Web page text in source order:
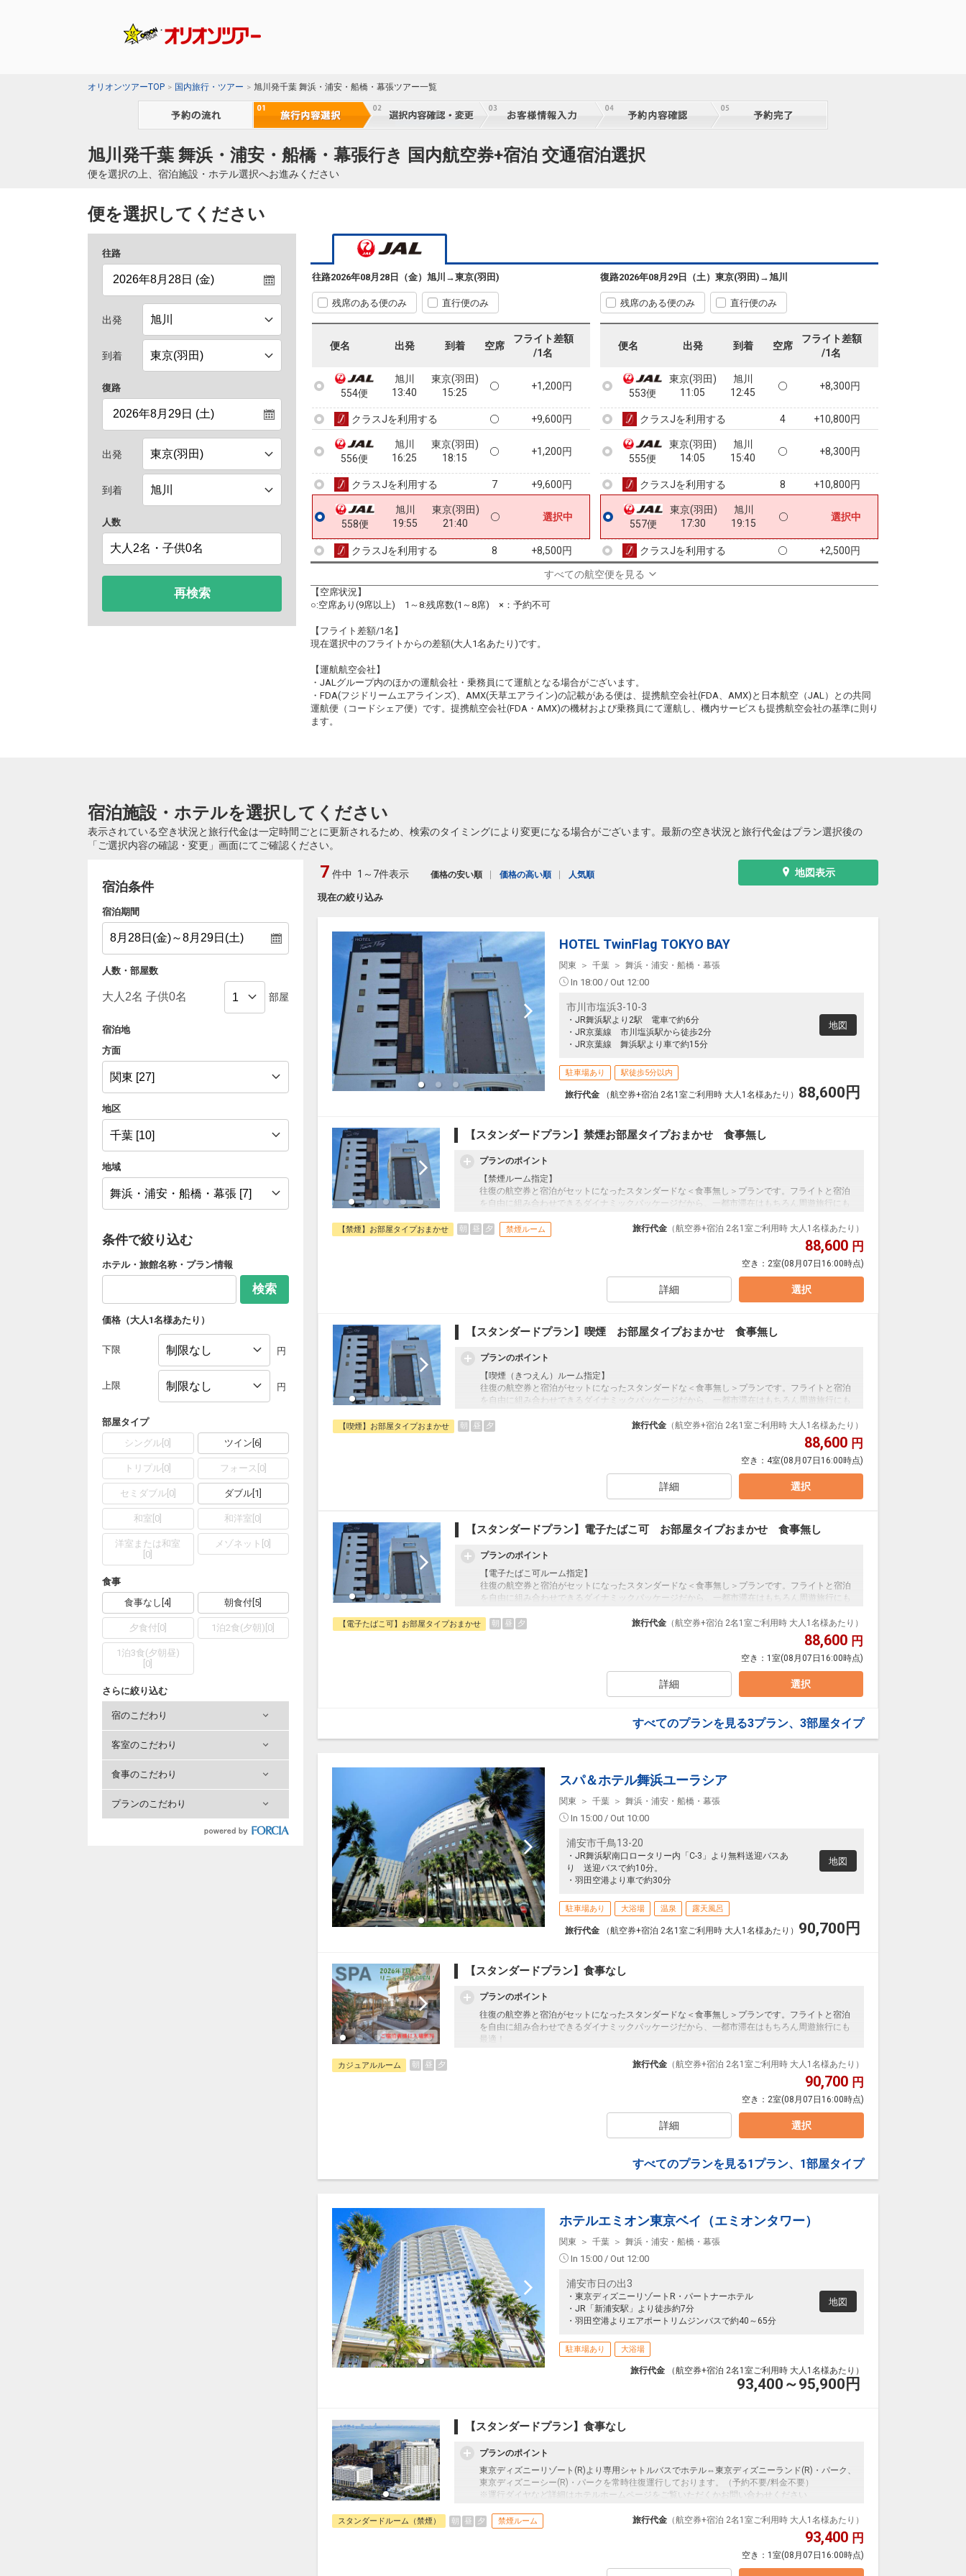
オリオンツアーTOP 国内旅行・ツアー 旭川発千葉 舞浜・浦安・船橋・幕張ツアー一覧
旭川発千葉 舞浜・浦安・船橋・幕張行き 国内航空券+宿泊 交通宿泊選択
便を選択の上、宿泊施設・ホテル選択へお進みください
便を選択してください
往路
出発
到着
復路
出発
到着
人数
再検索
往路2026年08月28日（金） 旭川 →東京(羽田)
残席のある便のみ 直行便のみ
便名 出発 到着 空席
フライト差額
/1名
552便
旭川
09:50
東京(羽田)
11:35
+1,200円
クラスJを利用する 6 +9,600円
554便
旭川
13:40
東京(羽田)
15:25
+1,200円
クラスJを利用する +9,600円
556便
旭川
16:25
東京(羽田)
18:15
+1,200円
クラスJを利用する 7 +9,600円
558便
旭川
19:55
東京(羽田)
21:40
選択中
クラスJを利用する 8 +8,500円
復路2026年08月29日（土） 東京(羽田) →旭川
残席のある便のみ 直行便のみ
便名 出発 到着 空席
フライト差額
/1名
551便
東京(羽田)
07:35
旭川
09:10
+1,200円
クラスJを利用する +9,700円
553便
東京(羽田)
11:05
旭川
12:45
+8,300円
クラスJを利用する 4 +10,800円
555便
東京(羽田)
14:05
旭川
15:40
+8,300円
クラスJを利用する 8 +10,800円
557便
東京(羽田)
17:30
旭川
19:15
選択中
クラスJを利用する +2,500円
すべての航空便を見る
【空席状況】
○:空席あり(9席以上) 1～8:残席数(1～8席) ×：予約不可
【フライト差額/1名】
現在選択中のフライトからの差額(大人1名あたり)です。
【運航航空会社】
・JALグループ内のほかの運航会社・乗務員にて運航となる場合がございます。
・FDA(フジドリームエアラインズ)、AMX(天草エアライン)の記載がある便は、提携航空会社(FDA、AMX)と日本航空（JAL）との共同
運航便（コードシェア便）です。提携航空会社(FDA・AMX)の機材および乗務員にて運航し、機内サービスも提携航空会社の基準に則り
ます。
宿泊施設・ホテルを選択してください
表示されている空き状況と旅行代金は一定時間ごとに更新されるため、検索のタイミングにより変更になる場合がございます。最新の空き状況と旅行代金はプラン選択後の
「ご選択内容の確認・変更」画面にてご確認ください。
宿泊条件
宿泊期間
人数・部屋数
部屋
宿泊地
方面
地区
地域
条件で絞り込む
ホテル・旅館名称・プラン情報
検索
価格（大人1名様あたり）
下限 円
上限 円
部屋タイプ
シングル 0 ツイン [6
トリプル 0 フォース 0]
セミダブル[ 0] ダブル 1
和室 0 和洋室 0
洋室または和室
0
メゾネット 0
食事
食事なし [4] 朝食付 5
夕食付 0] 1泊2食(夕朝) 0
1泊3食(夕朝昼)
0
さらに絞り込む
宿のこだわり
客室のこだわり
食事のこだわり
プランのこだわり
地図表示
現在の絞り込み
7 件中 1～7件表示 価格の安い順 価格の高い順 人気順
HOTEL TwinFlag TOKYO BAY
関東 千葉 舞浜・浦安・船橋・幕張
In 18:00 / Out 12:00
市川市塩浜3-10-3
・JR舞浜駅より2駅 電車で約6分
・JR京葉線 市川塩浜駅から徒歩2分
・JR京葉線 舞浜駅より車で約15分
地図
駐車場あり 駅徒歩5分以内
旅行代金 （航空券+宿泊 2名1室ご利用時 大人1名様あたり） 88,600 円
【スタンダードプラン】禁煙お部屋タイプおまかせ 食事無し
プランのポイント
【禁煙ルーム指定】
往復の航空券と宿泊がセットになったスタンダードな＜食事無し＞プランです。フライトと宿泊
を自由に組み合わせできるダイナミックパッケージだから、一都市滞在はもちろん周遊旅行にも
旅行期間中の1泊だけの宿泊や延泊・飛び泊なども自由自在です。
フライトは、安心のJAL（またはJALグループ）確約！フライトマイル50%貯まります。
オプションでレンタカーや現地交通・体験プランなどの追加（同時予約）が可能なプランもござ
【添い寝について】
※添い寝2人目より2,500円現地払い
【禁煙】お部屋タイプおまかせ 朝 昼 夕 禁煙ルーム 旅行代金 （航空券+宿泊 2名1室ご利用時 大人1名様あたり）
88,600 円
空き： 2室(08月07日16:00時点)
詳細 選択
【スタンダードプラン】喫煙 お部屋タイプおまかせ 食事無し
プランのポイント
【喫煙（きつえん）ルーム指定】
往復の航空券と宿泊がセットになったスタンダードな＜食事無し＞プランです。フライトと宿泊
を自由に組み合わせできるダイナミックパッケージだから、一都市滞在はもちろん周遊旅行にも
旅行期間中の1泊だけの宿泊や延泊・飛び泊なども自由自在です。
フライトは、安心のJAL（またはJALグループ）確約！フライトマイル50%貯まります。
オプションでレンタカーや現地交通・体験プランなどの追加（同時予約）が可能なプランもござ
【添い寝について】
※添い寝2人目より2,500円現地払い
【喫煙】お部屋タイプおまかせ 朝 昼 夕 旅行代金 （航空券+宿泊 2名1室ご利用時 大人1名様あたり）
88,600 円
空き： 4室(08月07日16:00時点)
詳細 選択
【スタンダードプラン】電子たばこ可 お部屋タイプおまかせ 食事無し
プランのポイント
【電子たばこ可ルーム指定】
往復の航空券と宿泊がセットになったスタンダードな＜食事無し＞プランです。フライトと宿泊
を自由に組み合わせできるダイナミックパッケージだから、一都市滞在はもちろん周遊旅行にも
旅行期間中の1泊だけの宿泊や延泊・飛び泊なども自由自在です。
フライトは、安心のJAL（またはJALグループ）確約！フライトマイル50%貯まります。
オプションでレンタカーや現地交通・体験プランなどの追加（同時予約）が可能なプランもござ
。
【電子たばこ可】お部屋タイプおまかせ 朝 昼 夕 旅行代金 （航空券+宿泊 2名1室ご利用時 大人1名様あたり）
88,600 円
空き： 1室(08月07日16:00時点)
詳細 選択
すべてのプランを見る3プラン、3部屋タイプ
スパ＆ホテル舞浜ユーラシア
関東 千葉 舞浜・浦安・船橋・幕張
In 15:00 / Out 10:00
浦安市千鳥13-20
・JR舞浜駅南口ロータリー内「C-3」より無料送迎バスあ
り 送迎バスで約10分。
・羽田空港より車で約30分
地図
駐車場あり 大浴場 温泉 露天風呂
旅行代金 （航空券+宿泊 2名1室ご利用時 大人1名様あたり） 90,700 円
【スタンダードプラン】食事なし
プランのポイント
往復の航空券と宿泊がセットになったスタンダードな＜食事無し＞プランです。フライトと宿泊
を自由に組み合わせできるダイナミックパッケージだから、一都市滞在はもちろん周遊旅行にも
最適！
フライトは、安心のJAL（またはJALグループ）確約！フライトマイル50%貯まります。
オプションでレンタカーや現地交通・体験プランなどの追加（同時予約）が可能なプランもござ
カジュアルルーム 朝 昼 夕 旅行代金 （航空券+宿泊 2名1室ご利用時 大人1名様あたり）
90,700 円
空き： 2室(08月07日16:00時点)
詳細 選択
すべてのプランを見る1プラン、1部屋タイプ
ホテルエミオン東京ベイ（エミオンタワー）
関東 千葉 舞浜・浦安・船橋・幕張
In 15:00 / Out 12:00
浦安市日の出3
・東京ディズニーリゾートR・パートナーホテル
・JR「新浦安駅」より徒歩約7分
・羽田空港よりエアポートリムジンバスで約40～65分
地図
駐車場あり 大浴場
旅行代金 （航空券+宿泊 2名1室ご利用時 大人1名様あたり）
93,400～95,900 円
【スタンダードプラン】食事なし
プランのポイント
東京ディズニーリゾート(R)より専用シャトルバスでホテル⇔東京ディズニーランド(R)・パーク、
東京ディズニーシー(R)・パークを常時往復運行しております。（予約不要/料金不要）
※運行ダイヤなど詳細はホテルホームページをご覧いただくかお問い合わせください
往復の航空券と宿泊がセットになったスタンダードな＜食事無し＞プランです。フライトと宿泊
を自由に組み合わせできるダイナミックパッケージだから、一都市滞在はもちろん周遊旅行にも
フライトは、安心のJAL（またはJALグループ）確約！フライトマイル50%貯まります。
スタンダードルーム（禁煙） 朝 昼 夕 禁煙ルーム 旅行代金 （航空券+宿泊 2名1室ご利用時 大人1名様あたり）
93,400 円
空き： 1室(08月07日16:00時点)